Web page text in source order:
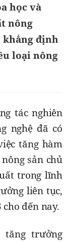
học và
nông
khẳng định
loại nông
tác nghiên
nghệ đã có
tăng hàm
sản chủ
trong lĩnh
liên tục,
đến nay.
tăng trưởng